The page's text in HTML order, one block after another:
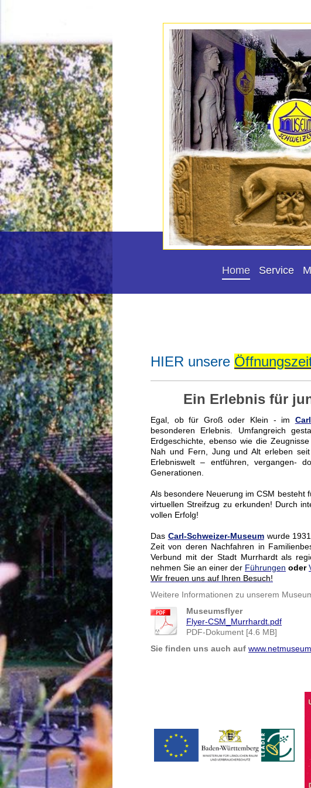
Home Service
HIER unsere
Ein Erlebnis für jung
Egal, ob für Groß oder Klein - im
besonderen Erlebnis. Umfangreich
Erdgeschichte, ebenso wie die
Nah und Fern, Jung und Alt erleben
Erlebniswelt – entführen, vergangen-
Generationen.
Als besondere Neuerung im CSM besteht
virtuellen Streifzug zu erkunden! Durch
vollen Erfolg!
Das Carl-Schweizer-Museumwurde
Zeit von deren Nachfahren in
Verbund mit der Stadt Murrhardt als
nehmen Sie an einer der Führungen oder
Wir freuen uns auf Ihren Besuch!
Weitere Informationen zu unserem
Museumsflyer
Flyer-CSM_Murrhardt.pdf
PDF-Dokument [4.6 MB]
Sie finden uns auch auf